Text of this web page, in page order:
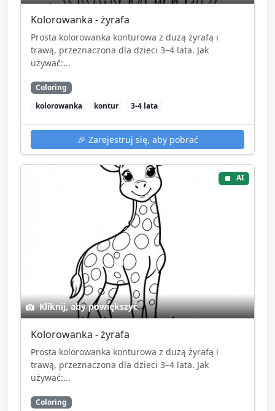
Kolorowanka - żyrafa
Prosta kolorowanka konturowa z dużą żyrafą i
trawą, przeznaczona dla dzieci 3–4 lata. Jak
używać:...
Coloring
kolorowanka
kontur 3-4 lata
🎉 Zarejestruj się, aby pobrać
AI
Kliknij, aby powiększyć
Kolorowanka - żyrafa
Prosta kolorowanka konturowa z dużą żyrafą i
trawą, przeznaczona dla dzieci 3–4 lata. Jak
używać:...
Coloring